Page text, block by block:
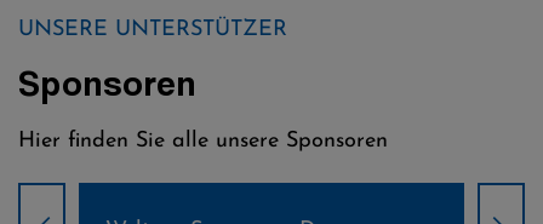
UNSERE UNTERSTÜTZER
Sponsoren
Hier finden Sie alle unsere Sponsoren